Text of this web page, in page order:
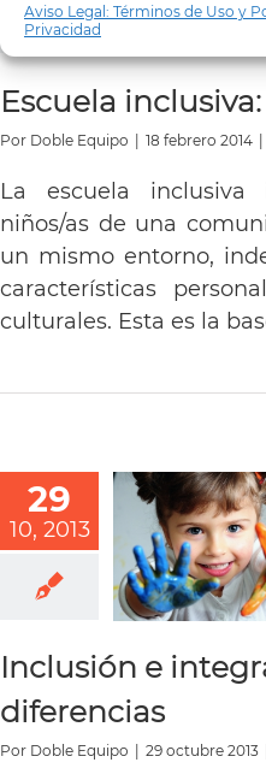
Aviso Legal: Términos de Uso y
Privacidad
Escuela
Por Doble Equipo 18 febrero 2014
La escuela
niños/as de una
un mismo entorno,
características
culturales. Esta es la
29
10, 2013
Inclusión e
diferencias
Por Doble Equipo 29 octubre 2013